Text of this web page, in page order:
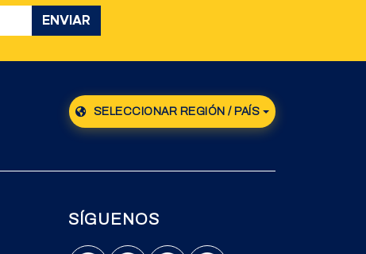
ENVIAR
SELECCIONAR REGIÓN / PAÍS
SÍGUENOS